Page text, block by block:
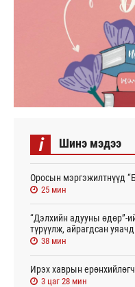
i Шинэ мэдээ
Оросын мэргэжилтнүүд
25 мин
“Дэлхийн адууны өдөр”-
түрүүлж, айрагдсан
38 мин
Ирэх хаврын
3 цаг 28 мин